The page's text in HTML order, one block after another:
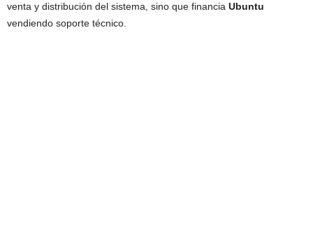
venta y distribución del sistema, sino que financia Ubuntu
vendiendo soporte técnico.